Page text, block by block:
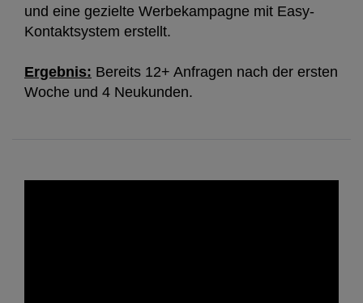
und eine gezielte Werbekampagne mit Easy-
Kontaktsystem erstellt.
Ergebnis: Bereits 12+ Anfragen nach der ersten
Woche und 4 Neukunden.